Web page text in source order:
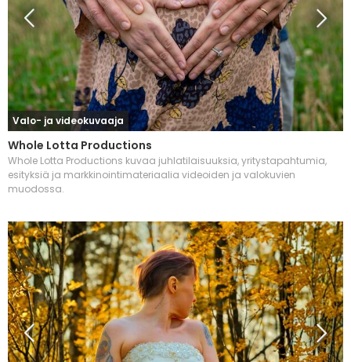
Valo- ja videokuvaaja
Whole Lotta Productions
Whole Lotta Productions kuvaa juhlatilaisuuksia, yritystapahtumia,
esityksiä ja markkinointimateriaalia videoiden ja valokuvien
muodossa.